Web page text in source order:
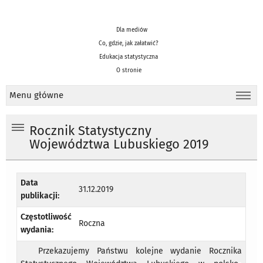
Dla mediów
Co, gdzie, jak załatwić?
Edukacja statystyczna
O stronie
Menu główne
Rocznik Statystyczny
Województwa Lubuskiego 2019
Data
publikacji:
31.12.2019
Częstotliwość
wydania:
Roczna
Przekazujemy Państwu kolejne wydanie Rocznika